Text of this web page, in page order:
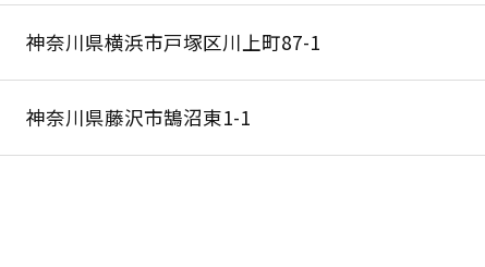
神奈川県横浜市戸塚区川上町87-1
神奈川県藤沢市鵠沼東1-1